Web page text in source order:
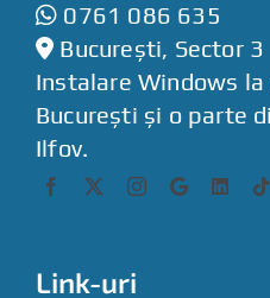
0761 086 635
București, Sector 3
Instalare Windows
București și o parte
Ilfov.
Link-uri